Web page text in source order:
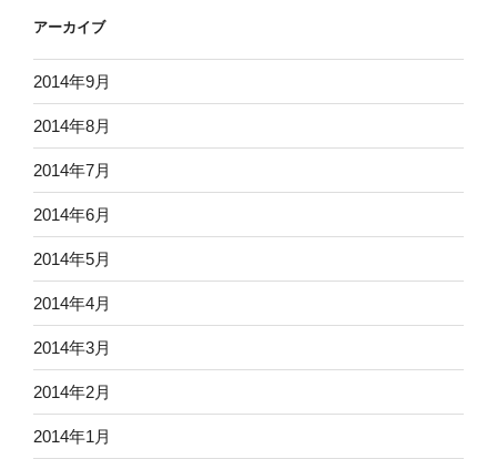
アーカイブ
2014年9月
2014年8月
2014年7月
2014年6月
2014年5月
2014年4月
2014年3月
2014年2月
2014年1月